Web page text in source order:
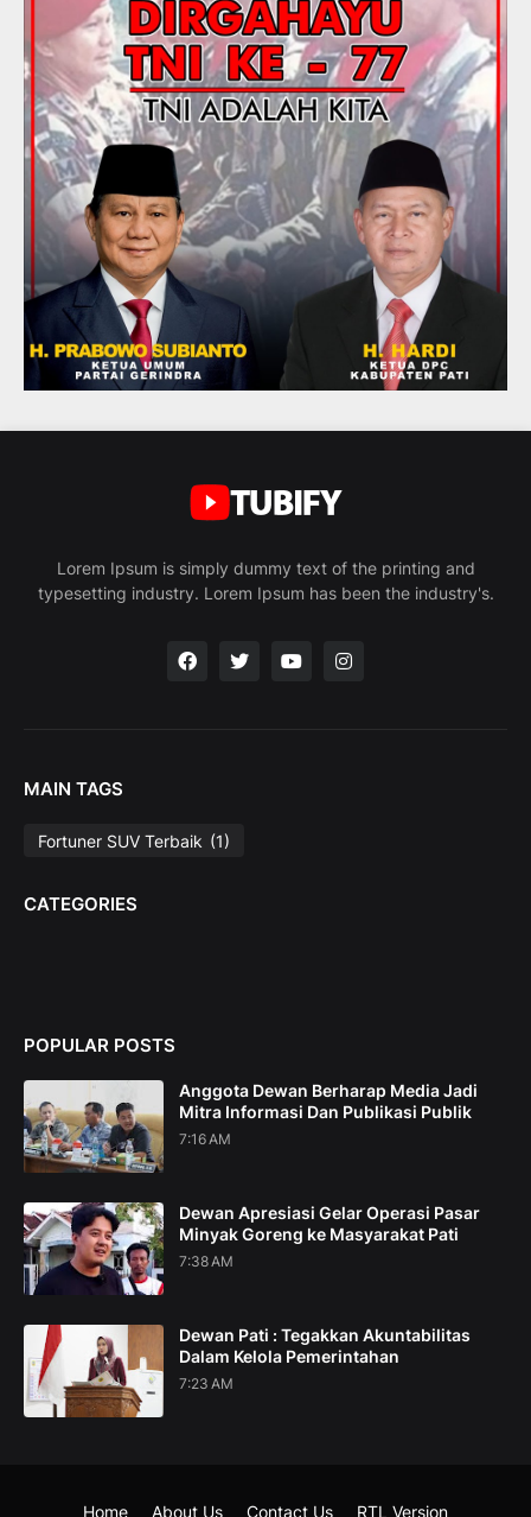
Lorem Ipsum is simply dummy text of the printing and
typesetting industry. Lorem Ipsum has been the industry's.
MAIN TAGS
Fortuner SUV Terbaik (1)
CATEGORIES
POPULAR POSTS
Anggota Dewan Berharap Media Jadi
Mitra Informasi Dan Publikasi Publik
7:16 AM
Dewan Apresiasi Gelar Operasi Pasar
Minyak Goreng ke Masyarakat Pati
7:38 AM
Dewan Pati : Tegakkan Akuntabilitas
Dalam Kelola Pemerintahan
7:23 AM
Home About Us Contact Us RTL Version